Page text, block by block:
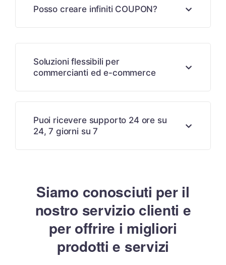
Posso creare infiniti COUPON?
Soluzioni flessibili per
commercianti ed e-commerce
Puoi ricevere supporto 24 ore su
24, 7 giorni su 7
Siamo conosciuti per il
nostro servizio clienti e
peroffrire i migliori
prodotti e servizi